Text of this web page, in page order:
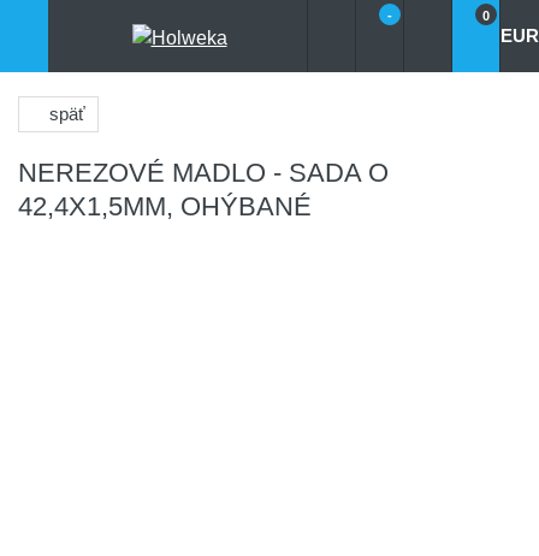
- 0
EUR
späť
NEREZOVÉ MADLO - SADA O
42,4X1,5MM, OHÝBANÉ